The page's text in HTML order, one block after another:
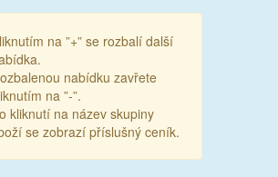
na ”+” se rozbalí další
nabídku zavřete
na ”-”.
kliknutí na název skupiny
se zobrazí příslušný ceník.